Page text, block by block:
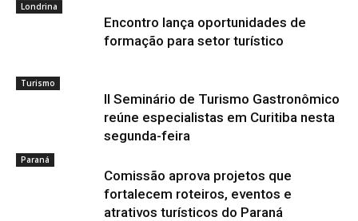
Londrina
Encontro lança oportunidades de
formação para setor turístico
Turismo
II Seminário de Turismo Gastronômico
reúne especialistas em Curitiba nesta
segunda-feira
Paraná
Comissão aprova projetos que
fortalecem roteiros, eventos e
atrativos turísticos do Paraná